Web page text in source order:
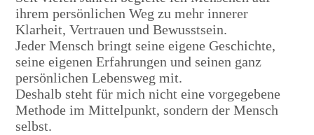
ihrem persönlichen Weg zu mehr innerer
Klarheit, Vertrauen und Bewusstsein.
Jeder Mensch bringt seine eigene Geschichte,
seine eigenen Erfahrungen und seinen ganz
persönlichen Lebensweg mit.
Deshalb steht für mich nicht eine vorgegebene
Methode im Mittelpunkt, sondern der Mensch
selbst.